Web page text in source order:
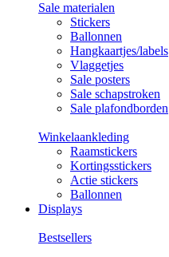
Sale materialen
Stickers
Ballonnen
Hangkaartjes/labels
Vlaggetjes
Sale posters
Sale schapstroken
Sale plafondborden
Winkelaankleding
Raamstickers
Kortingsstickers
Actie stickers
Ballonnen
Displays
Bestsellers